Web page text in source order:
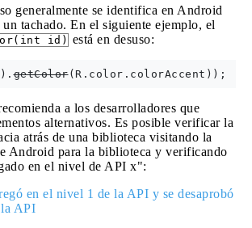
generalmente se identifica en Android
tachado. En el siguiente ejemplo, el
id) está en desuso:
getColor(R.color.colorAccent));
a los desarrolladores que
alternativos. Es posible verificar la
atrás de una biblioteca visitando la
Android para la biblioteca y verificando
en el nivel de API x":